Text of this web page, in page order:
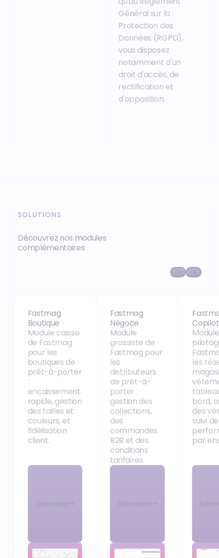
Général sur la
Protection des
Données (RGPD),
vous disposez
notamment d'un
droit d'accès, de
rectification et
d'opposition.
SOLUTIONS
Découvrez nos modules
complémentaires
Fastmag
Boutique
Fastmag Boutique
Module caisse
de Fastmag
pour les
boutiques de
prêt-à-porter
:
encaissement
rapide, gestion
des tailles et
couleurs, et
fidélisation
client.
Découvrir
Fastmag
Négoce
Fastmag Négoce
Module
grossiste de
Fastmag pour
les
distributeurs
de prêt-à-
porter :
gestion des
collections,
des
commandes
B2B et des
conditions
tarifaires.
Découvrir
Copilot
les
bord,
des
suivi
par